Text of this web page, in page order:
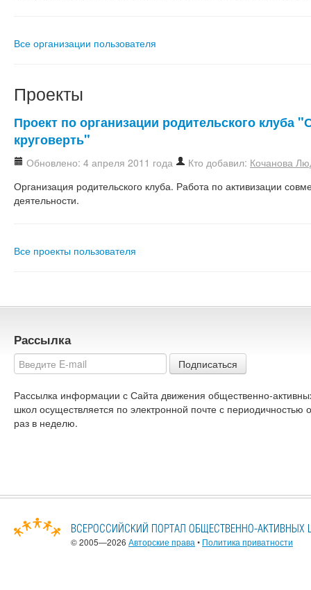
Все организации пользователя
Проекты
Проект по организации родительского клуба
круговерть"
Обновлено: 4 апреля 2011 года Кто добавил: Кочанова
Организация родительского клуба. Работа по активизации
деятельности.
Все проекты пользователя
Рассылка
Подписаться
Рассылка информации с Сайта движения общественно-
школ осуществляется по электронной почте с периодичностью
раз в неделю.
© 2005—2026 Авторские права • Политика приватности